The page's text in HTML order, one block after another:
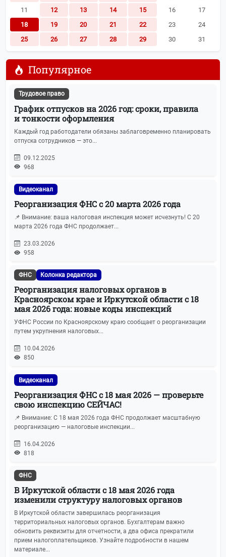
11
12 13 14 15 16
17
18
19 20 21 22 23
24
25
26 27 28 29 30 31
Популярное
Трудовое право
График отпусков на 2026 год: сроки, правила
и тонкости оформления
Каждый год работодатели обязаны заблаговременно планировать
отпуска сотрудников — это...
09.12.2025
968
Видеоканал
Реорганизация ФНС с 20 марта 2026 года
📌 Внимание: ваша налоговая инспекция может исчезнуть! С 20
марта 2026 года ФНС продолжает...
23.03.2026
958
ФНС Колонка редактора
Реорганизация налоговых органов в
Красноярском крае и Иркутской области с 18
мая 2026 года: новые коды инспекций
УФНС России по Красноярскому краю сообщает о реорганизации
путем укрупнения налоговых...
10.04.2026
850
Видеоканал
Реорганизация ФНС с 18 мая 2026 — проверьте
свою инспекцию СЕЙЧАС!
📌 Внимание: С 18 мая 2026 года ФНС продолжает масштабную
реорганизацию — налоговые инспекции...
16.04.2026
818
ФНС
В Иркутской области с 18 мая 2026 года
изменили структуру налоговых органов
В Иркутской области завершилась реорганизация
территориальных налоговых органов. Бухгалтерам важно
обновить реквизиты для отчетности, а два офиса прекратили
прием налогоплательщиков. Узнайте подробности в нашем
материале...